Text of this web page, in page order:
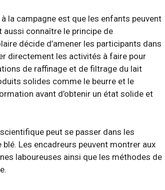
la campagne est que les enfants peuvent
aussi connaître le principe de
décide d’amener les participants dans
directement les activités à faire pour
de raffinage et de filtrage du lait
solides comme le beurre et le
avant d’obtenir un état solide et
peut se passer dans les
Les encadreurs peuvent montrer aux
laboureuses ainsi que les méthodes de